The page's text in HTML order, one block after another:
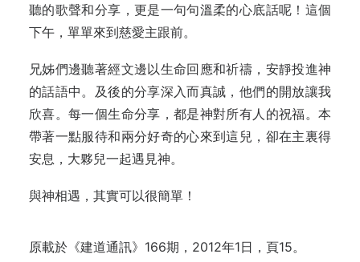
聽的歌聲和分享，更是一句句溫柔的心底話呢！這個
下午，單單來到慈愛主跟前。
兄姊們邊聽著經文邊以生命回應和祈禱，安靜投進神
的話語中。及後的分享深入而真誠，他們的開放讓我
欣喜。每一個生命分享，都是神對所有人的祝福。本
帶著一點服待和兩分好奇的心來到這兒，卻在主裏得
安息，大夥兒一起遇見神。
與神相遇，其實可以很簡單！
原載於 《建道通訊》166期，2012年1日，頁15。